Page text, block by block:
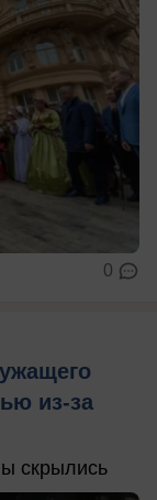
0
из-за
скрылись